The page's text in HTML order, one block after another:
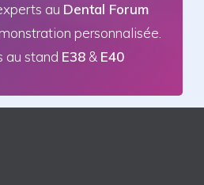
au Dental Forum
personnalisée.
au stand E38 & E40